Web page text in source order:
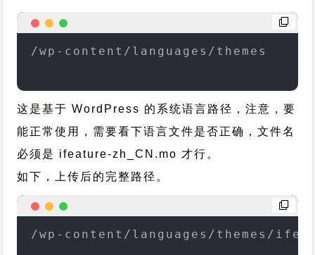
/wp-content/languages/themes
这是基于 WordPress 的系统语言路径，注意，要
能正常使用，需要看下语言文件是否正确，文件名
必须是 ifeature-zh_CN.mo 才行。
如下，上传后的完整路径。
/wp-content/languages/themes/